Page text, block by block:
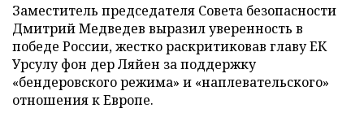
Заместитель председателя Совета безопасности
Дмитрий Медведев выразил уверенность в
победе России, жестко раскритиковав главу ЕК
Урсулу фон дер Ляйен за поддержку
«бендеровского режима» и «наплевательского»
отношения к Европе.